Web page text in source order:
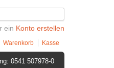
ein Konto erstellen
Warenkorb Kasse
0541 507978-0